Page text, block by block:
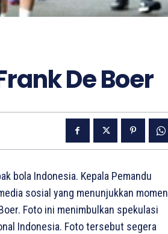
De Boer
bola Indonesia. Kepala Pemandu
sosial yang menunjukkan momen
Foto ini menimbulkan spekulasi
Indonesia. Foto tersebut segera